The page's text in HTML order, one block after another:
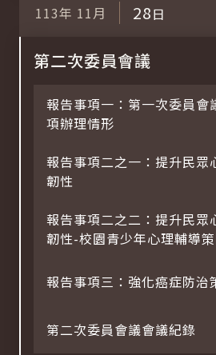
113年 11月 28日
第二次委員會議
報告事項一：第一次委員會
項辦理情形
報告事項二之一：提升民眾
韌性
報告事項二之二：提升民眾
韌性-校園青少年心理輔導
報告事項三：強化癌症防治
第二次委員會議會議紀錄